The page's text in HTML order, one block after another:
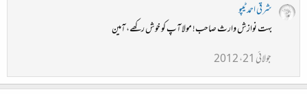
شرقی احمد ٹیپو
بہت نوازش وارث صاحب! مولا آپ کو خوش رکھے، آمین
جولائی 21، 2012